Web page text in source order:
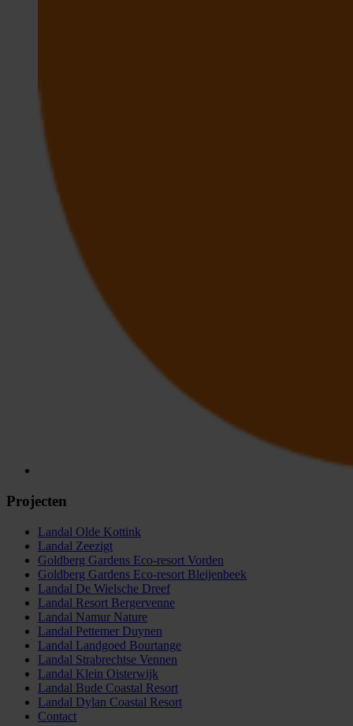
Projecten
Landal Olde Kottink
Landal Zeezigt
Goldberg Gardens Eco-resort Vorden
Goldberg Gardens Eco-resort Bleijenbeek
Landal De Wielsche Dreef
Landal Resort Bergervenne
Landal Namur Nature
Landal Pettemer Duynen
Landal Landgoed Bourtange
Landal Strabrechtse Vennen
Landal Klein Oisterwijk
Landal Bude Coastal Resort
Landal Dylan Coastal Resort
Contact